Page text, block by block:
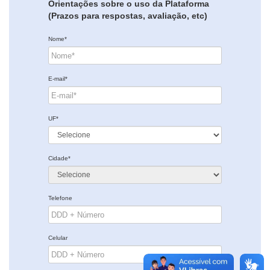
Orientações sobre o uso da Plataforma
(Prazos para respostas, avaliação, etc)
Nome*
E-mail*
UF*
Cidade*
Telefone
Celular